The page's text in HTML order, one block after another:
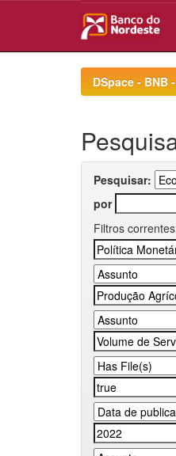
DSpace - BNB
Pesquisar:
por
Filtros